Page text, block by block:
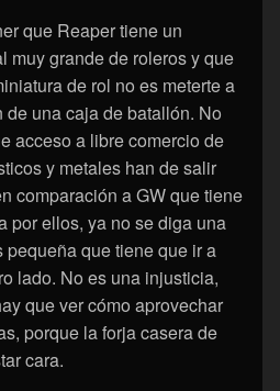
que Reaper tiene un
muy grande de roleros y que
de rol no es meterte a
de una caja de batallón. No
acceso a libre comercio de
y metales han de salir
comparación a GW que tiene
por ellos, ya no se diga una
pequeña que tiene que ir a
lado. No es una injusticia,
que ver cómo aprovechar
porque la forja casera de
cara.